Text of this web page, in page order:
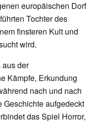
europäischen Dorf
Tochter des
finsteren Kult und
wird.
der
Kämpfe, Erkundung
nach und nach
Geschichte aufgedeckt
das Spiel Horror,